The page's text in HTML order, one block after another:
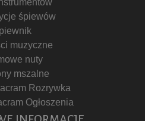
śpiewów
muzyczne
nuty
mszalne
Rozrywka
Ogłoszenia